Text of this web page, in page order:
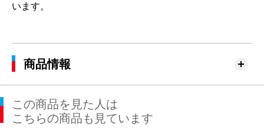
います。
商品情報
この商品を見た人は
こちらの商品も見ています